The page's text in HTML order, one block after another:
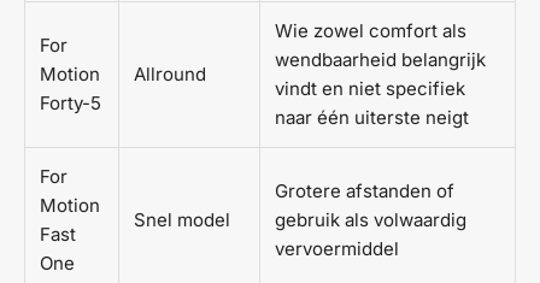
For
Motion
Forty-5
Allround
Wie zowel comfort als
wendbaarheid belangrijk
vindt en niet specifiek
naar één uiterste neigt
For
Motion
Fast
One
Snel model
Grotere afstanden of
gebruik als volwaardig
vervoermiddel